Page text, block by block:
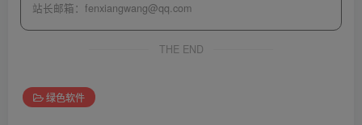
站长邮箱： fenxiangwang@qq.com
THE END
绿色软件